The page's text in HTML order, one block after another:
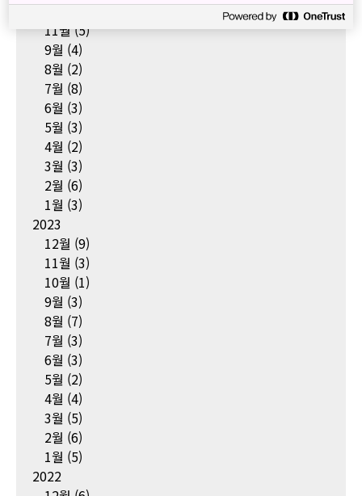
12월(2)
11월(5)
9월 (4)
8월 (2)
7월 (8)
6월 (3)
5월 (3)
4월 (2)
3월 (3)
2월 (6)
1월 (3)
2023
12월 (9)
11월 (3)
10월 (1)
9월 (3)
8월 (7)
7월 (3)
6월 (3)
5월 (2)
4월 (4)
3월 (5)
2월 (6)
1월 (5)
2022